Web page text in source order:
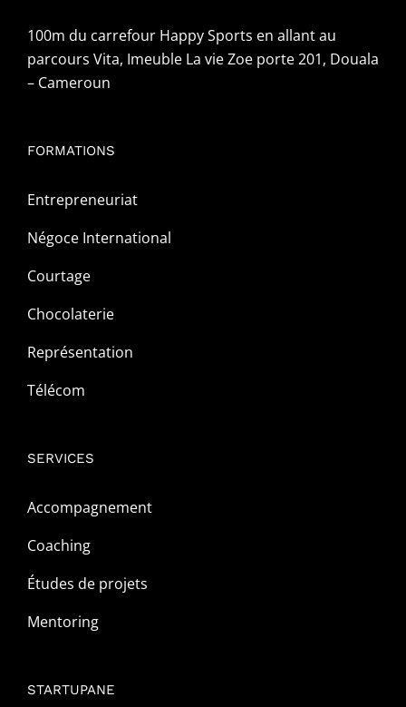
100m du carrefour Happy Sports en allant au
parcours Vita, Imeuble La vie Zoe porte 201, Douala
– Cameroun
FORMATIONS
Entrepreneuriat
Négoce International
Courtage
Chocolaterie
Représentation
Télécom
SERVICES
Accompagnement
Coaching
Études de projets
Mentoring
STARTUPANE